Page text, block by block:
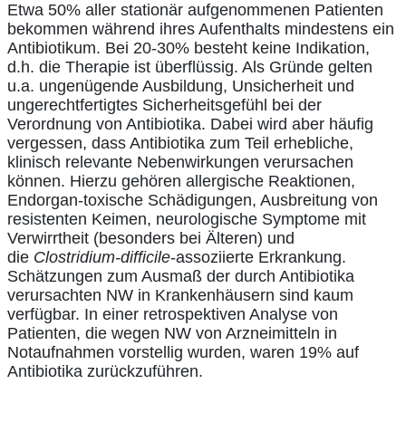
Etwa 50% aller stationär aufgenommenen Patienten
bekommen während ihres Aufenthalts mindestens ein
Antibiotikum. Bei 20-30% besteht keine Indikation,
d.h. die Therapie ist überflüssig. Als Gründe gelten
u.a. ungenügende Ausbildung, Unsicherheit und
ungerechtfertigtes Sicherheitsgefühl bei der
Verordnung von Antibiotika. Dabei wird aber häufig
vergessen, dass Antibiotika zum Teil erhebliche,
klinisch relevante Nebenwirkungen verursachen
können. Hierzu gehören allergische Reaktionen,
Endorgan-toxische Schädigungen, Ausbreitung von
resistenten Keimen, neurologische Symptome mit
Verwirrtheit (besonders bei Älteren) und
die Clostridium-difficile-assoziierte Erkrankung.
Schätzungen zum Ausmaß der durch Antibiotika
verursachten NW in Krankenhäusern sind kaum
verfügbar. In einer retrospektiven Analyse von
Patienten, die wegen NW von Arzneimitteln in
Notaufnahmen vorstellig wurden, waren 19% auf
Antibiotika zurückzuführen.